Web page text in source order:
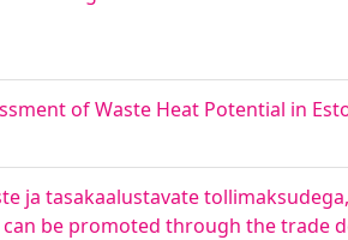
of Waste Heat Potential in
ja tasakaalustavate
be promoted through the trade